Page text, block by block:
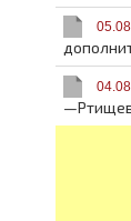
05.08
04.08